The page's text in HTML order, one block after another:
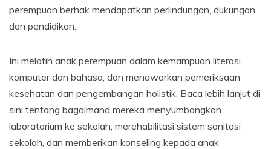
perempuan berhak mendapatkan perlindungan, dukungan
dan pendidikan.
Ini melatih anak perempuan dalam kemampuan literasi
komputer dan bahasa, dan menawarkan pemeriksaan
kesehatan dan pengembangan holistik. Baca lebih lanjut di
sini tentang bagaimana mereka menyumbangkan
laboratorium ke sekolah, merehabilitasi sistem sanitasi
sekolah, dan memberikan konseling kepada anak